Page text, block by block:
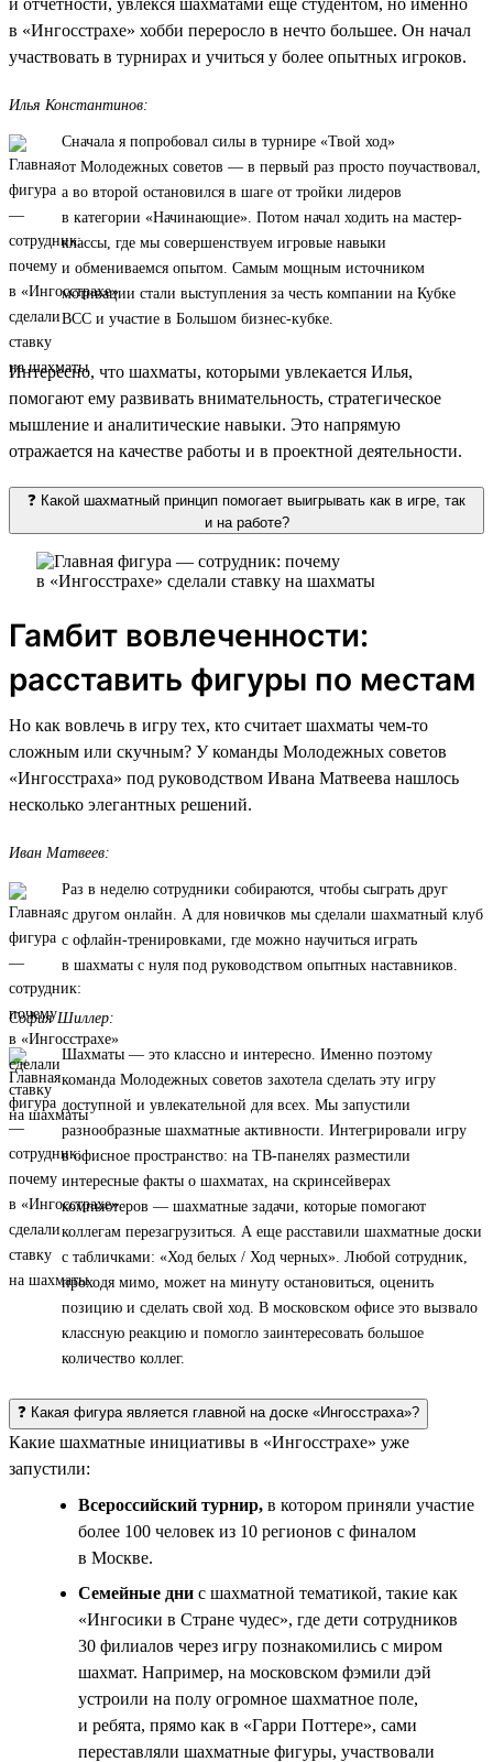
в «Ингосстрахе» хобби переросло в нечто большее. Он начал
участвовать в турнирах и учиться у более опытных игроков.
Илья Константинов:
Сначала я попробовал силы в турнире «Твой ход»
от Молодежных советов — в первый раз просто поучаствовал,
а во второй остановился в шаге от тройки лидеров
в категории «Начинающие». Потом начал ходить на мастер-
классы, где мы совершенствуем игровые навыки
и обмениваемся опытом. Самым мощным источником
мотивации стали выступления за честь компании на Кубке
ВСС и участие в Большом бизнес-кубке.
Интересно, что шахматы, которыми увлекается Илья,
помогают ему развивать внимательность, стратегическое
мышление и аналитические навыки. Это напрямую
отражается на качестве работы и в проектной деятельности.
❓ Какой шахматный принцип помогает выигрывать как в игре, так
и на работе?
Гамбит вовлеченности:
расставить фигуры по местам
Но как вовлечь в игру тех, кто считает шахматы чем-то
сложным или скучным? У команды Молодежных советов
«Ингосстраха» под руководством Ивана Матвеева нашлось
несколько элегантных решений.
Иван Матвеев:
Раз в неделю сотрудники собираются, чтобы сыграть друг
с другом онлайн. А для новичков мы сделали шахматный клуб
с офлайн-тренировками, где можно научиться играть
в шахматы с нуля под руководством опытных наставников.
София Шиллер:
Шахматы — это классно и интересно. Именно поэтому
команда Молодежных советов захотела сделать эту игру
доступной и увлекательной для всех. Мы запустили
разнообразные шахматные активности. Интегрировали игру
в офисное пространство: на ТВ-панелях разместили
интересные факты о шахматах, на скринсейверах
компьютеров — шахматные задачи, которые помогают
коллегам перезагрузиться. А еще расставили шахматные доски
с табличками: «Ход белых / Ход черных». Любой сотрудник,
проходя мимо, может на минуту остановиться, оценить
позицию и сделать свой ход. В московском офисе это вызвало
классную реакцию и помогло заинтересовать большое
количество коллег.
❓ Какая фигура является главной на доске «Ингосстраха»?
Какие шахматные инициативы в «Ингосстрахе» уже
запустили:
Всероссийский турнир, в котором приняли участие
более 100 человек из 10 регионов с финалом
в Москве.
Семейные дни с шахматной тематикой, такие как
«Ингосики в Стране чудес», где дети сотрудников
30 филиалов через игру познакомились с миром
шахмат. Например, на московском фэмили дэй
устроили на полу огромное шахматное поле,
и ребята, прямо как в «Гарри Поттере», сами
переставляли шахматные фигуры, участвовали